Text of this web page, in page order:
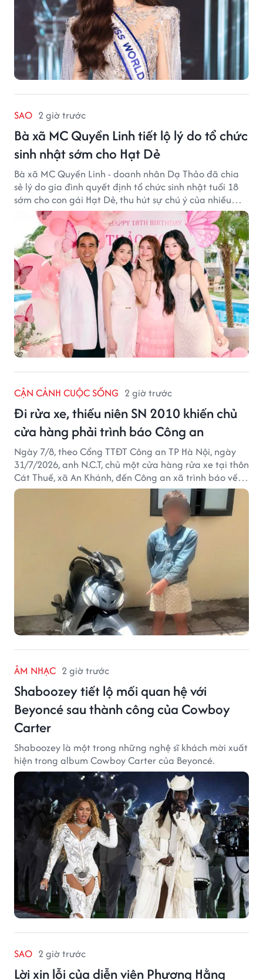
SAO 2 giờ trước
Bà xã MC Quyền Linh tiết lộ lý do tổ chức
sinh nhật sớm cho Hạt Dẻ
Bà xã MC Quyền Linh - doanh nhân Dạ Thảo đã chia
sẻ lý do gia đình quyết định tổ chức sinh nhật tuổi 18
sớm cho con gái Hạt Dẻ, thu hút sự chú ý của nhiều
người hâm mộ.
CẬN CẢNH CUỘC SỐNG 2 giờ trước
Đi rửa xe, thiếu niên SN 2010 khiến chủ
cửa hàng phải trình báo Công an
Ngày 7/8, theo Cổng TTĐT Công an TP Hà Nội, ngày
31/7/2026, anh N.C.T, chủ một cửa hàng rửa xe tại thôn
Cát Thuế, xã An Khánh, đến Công an xã trình báo về
việc bị mất trộm chiếc xe máy Honda Wave. Trong cốp
xe còn có nhiều giấy tờ cá nhân và khoảng 1,2 triệu
ÂM NHẠC 2 giờ trước
Shaboozey tiết lộ mối quan hệ với
Beyoncé sau thành công của Cowboy
Carter
Shaboozey là một trong những nghệ sĩ khách mời xuất
hiện trong album Cowboy Carter của Beyoncé.
SAO 2 giờ trước
Lời xin lỗi của diễn viên Phương Hằng